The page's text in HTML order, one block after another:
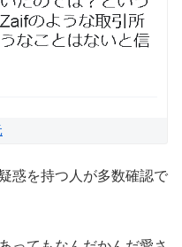
惑を持つ人が多数確認で